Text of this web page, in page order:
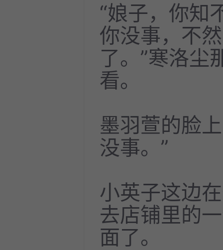
“娘子，你知
你没事，不
了。”寒洛尘
看。
墨羽萱的脸
没事。”
小英子这边
去店铺里的
面了。